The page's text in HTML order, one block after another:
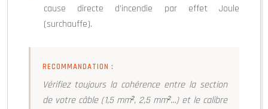
cause directe d’incendie par effet Joule
(surchauffe).
RECOMMANDATION :
Vérifiez toujours la cohérence entre la section
de votre câble (1,5 mm², 2,5 mm²…) et le calibre